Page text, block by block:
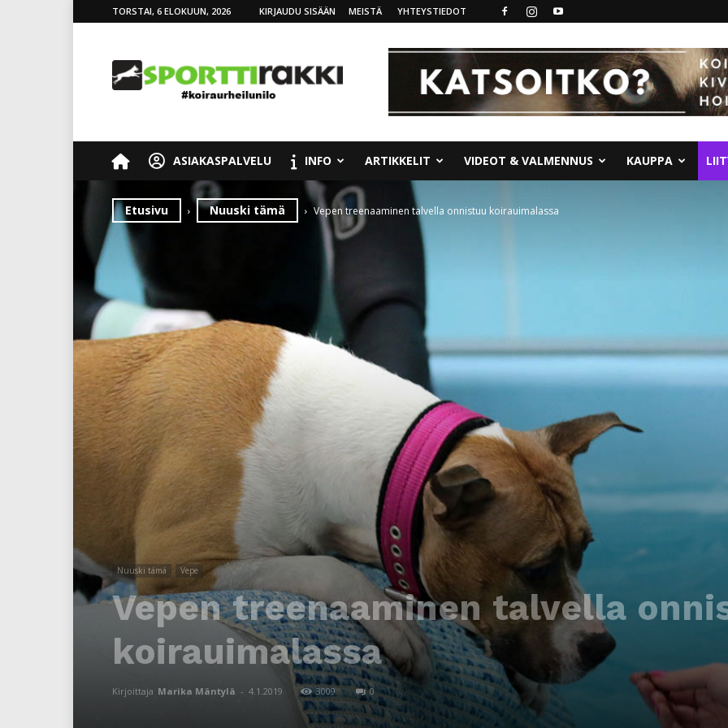
TORSTAI, 6 ELOKUUN, 2026 KIRJAUDU SISÄÄN MEISTÄ YHTEYSTIEDOT
ASIAKASPALVELU INFO ARTIKKELIT VIDEOT & VALMENNUS KAUPPA
Etusivu Nuuski tämä Vepen treenaaminen talvella onnistuu koirauimalassa
Nuuski tämä Vepe
Vepen treenaaminen talvella
koirauimalassa
Kirjoittaja Marika Mäntylä - 4.1.2019 3009 0